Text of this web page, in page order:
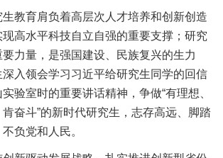
教育肩负着高层次人才培养和创新创造
高水平科技自立自强的重要支撑；研究
力量，是强国建设、民族复兴的生力
入领会学习习近平给研究生同学的回信
验室时的重要讲话精神，争做“有理想、
奋斗”的新时代研究生，志存高远、脚踏
负党和人民。